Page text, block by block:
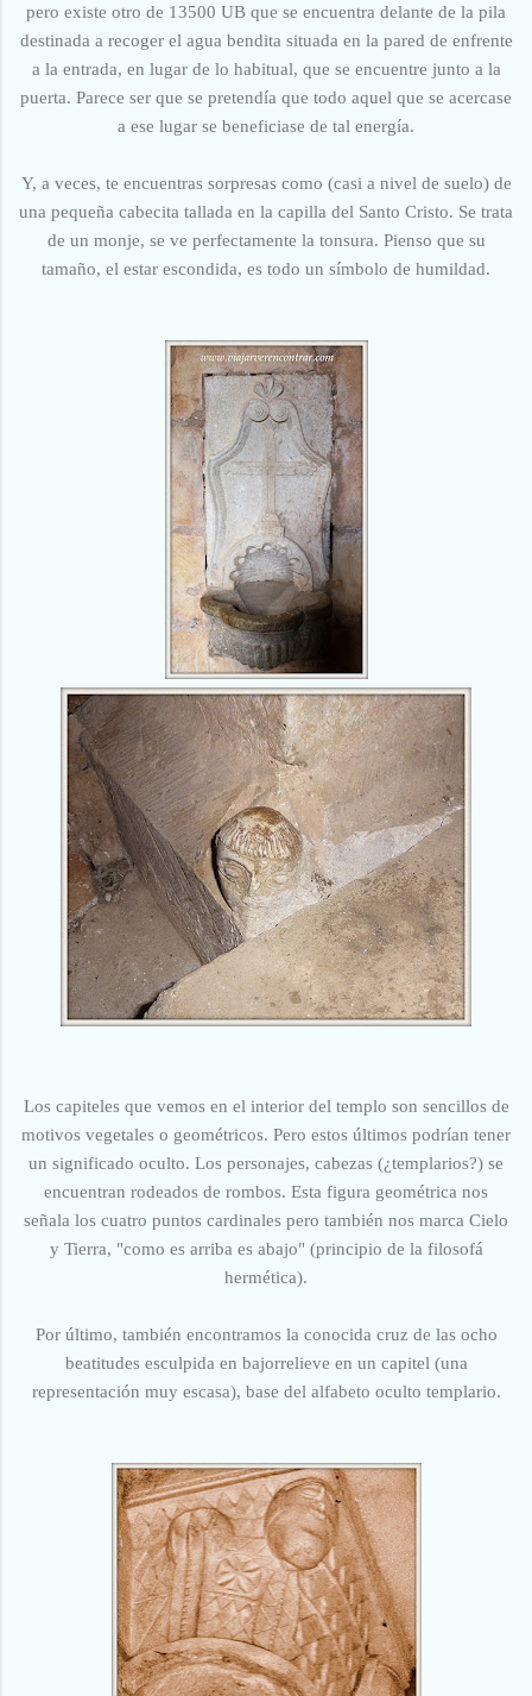
pero existe otro de 13500 UB que se encuentra delante de la pila
destinada a recoger el agua bendita situada en la pared de enfrente
a la entrada, en lugar de lo habitual, que se encuentre junto a la
puerta. Parece ser que se pretendía que todo aquel que se acercase
a ese lugar se beneficiase de tal energía.
Y, a veces, te encuentras sorpresas como (casi a nivel de suelo) de
una pequeña cabecita tallada en la capilla del Santo Cristo. Se trata
de un monje, se ve perfectamente la tonsura. Pienso que su
tamaño, el estar escondida, es todo un símbolo de humildad.
Los capiteles que vemos en el interior del templo son sencillos de
motivos vegetales o geométricos. Pero estos últimos podrían tener
un significado oculto. Los personajes, cabezas (¿templarios?) se
encuentran rodeados de rombos. Esta figura geométrica nos
señala los cuatro puntos cardinales pero también nos marca Cielo
y Tierra, "como es arriba es abajo" (principio de la filosofá
hermética).
Por último, también encontramos la conocida cruz de las ocho
beatitudes esculpida en bajorrelieve en un capitel (una
representación muy escasa), base del alfabeto oculto templario.